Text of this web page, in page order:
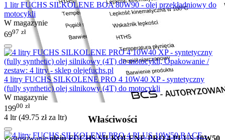
Właściwości
1 litr FUCHS SILKOLENE BOA 80W90 - olej przekładniowy do
motocykli
W magazynie
6997 zł
4 litry FUCHS SILKOLENE PRO 4 10W40 XP - syntetyczny
(fully synthetic) olej silnikowy (4T) do motocykli
W magazynie
19900 zł
4 ltr (49.75 złza ltr)